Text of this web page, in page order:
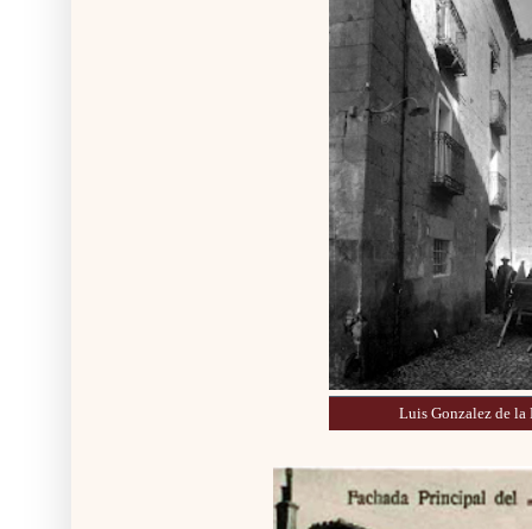
Luis Gonzalez de la